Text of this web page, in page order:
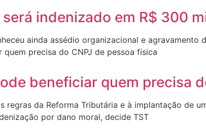
indenizado em R$ 300
ainda assédio organizacional e agravamento
beneficiar quem precisa
regras da Reforma Tributária e à implantação de